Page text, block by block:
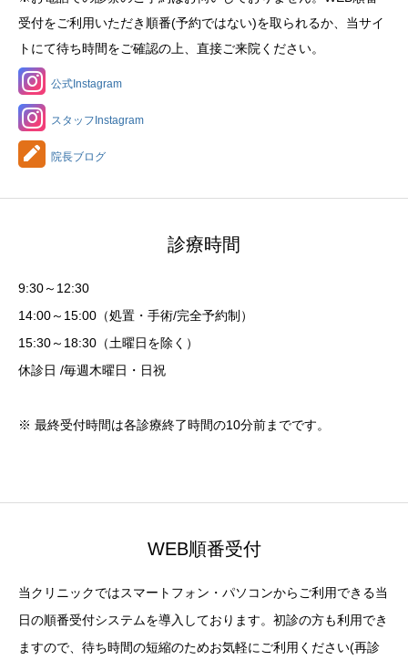
受付をご利用いただき順番(予約ではない)を取られるか、当サイ
トにて待ち時間をご確認の上、直接ご来院ください。
公式Instagram
スタッフInstagram
院長ブログ
診療時間
9:30～12:30
14:00～15:00（処置・手術/完全予約制）
15:30～18:30（土曜日を除く）
休診日 /毎週木曜日・日祝
※ 最終受付時間は各診療終了時間の10分前までです。
WEB順番受付
当クリニックではスマートフォン・パソコンからご利用できる当
日の順番受付システムを導入しております。初診の方も利用でき
ますので、待ち時間の短縮のためお気軽にご利用ください(再診